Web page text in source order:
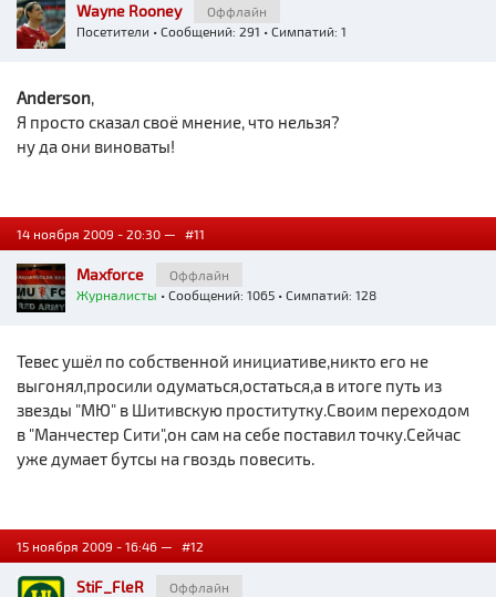
Wayne Rooney
Оффлайн
Посетители • Сообщений: 291 • Симпатий: 1
Anderson,
Я просто сказал своё мнение, что нельзя?
ну да они виноваты!
14 ноября 2009 - 20:30 — #11
Maxforce
Оффлайн
Журналисты • Сообщений: 1065 • Симпатий: 128
Тевес ушёл по собственной инициативе,никто его не
выгонял,просили одуматься,остаться,а в итоге путь из
звезды "МЮ" в Шитивскую проститутку.Своим переходом
в "Манчестер Сити",он сам на себе поставил точку.Сейчас
уже думает бутсы на гвоздь повесить.
15 ноября 2009 - 16:46 — #12
StiF_FleR
Оффлайн